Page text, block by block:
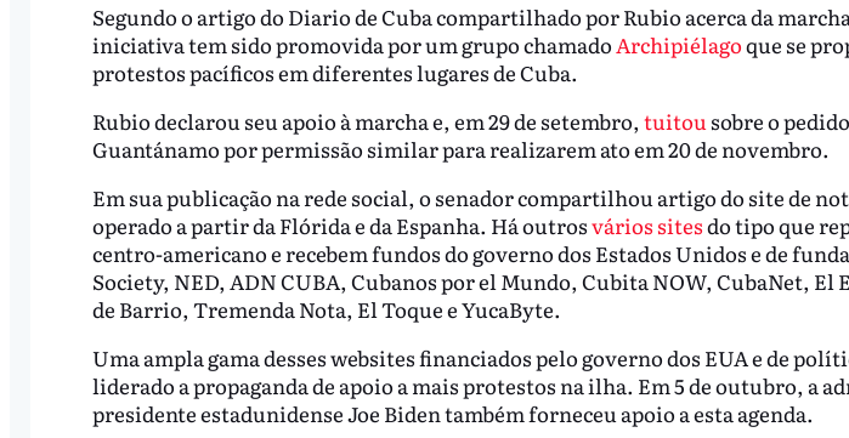
Segundo o artigo do Diario de Cuba compartilhado por Rubio acerca da
iniciativa tem sido promovida por um grupo chamadoArchipiélagoque se
protestos pacíficos em diferentes lugares de Cuba.
Rubio declarou seu apoio à marcha e, em 29 de setembro, tuitousobre o
Guantánamo por permissão similar para realizarem ato em 20 de novembro.
Em sua publicação na rede social, o senador compartilhou artigo do site de
operado a partir da Flórida e da Espanha. Há outrosvários sitesdo tipo que
centro-americano e recebem fundos do governo dos Estados Unidos e de
Society, NED, ADN CUBA, Cubanos por el Mundo, Cubita NOW, CubaNet,
de Barrio, Tremenda Nota, El Toque e YucaByte.
Uma ampla gama desses websites financiados pelo governo dos EUA e de
liderado a propaganda de apoio a mais protestos na ilha. Em 5 de outubro, a
presidente estadunidense Joe Biden também forneceu apoio a esta agenda.